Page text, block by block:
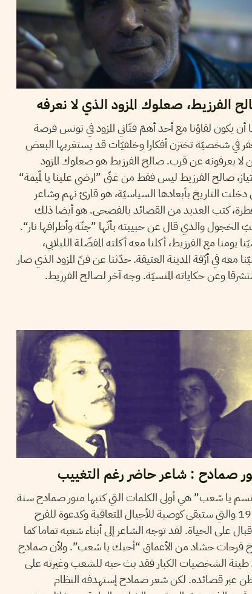
الفرزيط، صعلوك المزود الذي لا نعرفه
أن يكون لقاؤنا مع أحد أهمّ فنّاني المزود في تونس فرصة
في شخصيّة تختزن أفكارا وخلفيّات قد يستغربها البعض
لا يعرفونه عن قرب. صالح الفرزيط هو صعلوك المزود
صالح الفرزيط ليس فقط من غنّى ”ارضى علينا يا لمّيمة“
دخلت التاريخ بأبعادها السياسيّة، هو قارئ نهم وشاعر
كتب العديد من القصائد بالفصحى. هو أيضا ذلك
الخجول والذي قال عن حبيبته بأنّها ”جنّة وأطرافها نار“.
يومنا مع الفرزيط، أكلنا معه أكلته المفضّلة اللبلابي،
معه في أزّقة المدينة العتيقة. حدّثنا عن فنّ المزود الذي صار
وعن حكاياته المنسيّة. وجه آخر لصالح الفرزيط.
صمادح : شاعر حاضر رغم التغييب
يا شعب” هي أولى الكلمات التي كتبها منور صمادح سنة
1948 والتي ستبقى كوصية للأجيال المتعاقبة وكدعوة للفرح
على الحياة. لقد توجه الشاعر إلى أبناء شعبه تماما كما
فرحات حشاد من الأعماق “أحبك يا شعب”. ولأن صمادح
الشخصيات الكبار فقد بث حبه للشعب وغيرته على
عبر قصائده. لكن شعر صمادح إستهدفه النظام